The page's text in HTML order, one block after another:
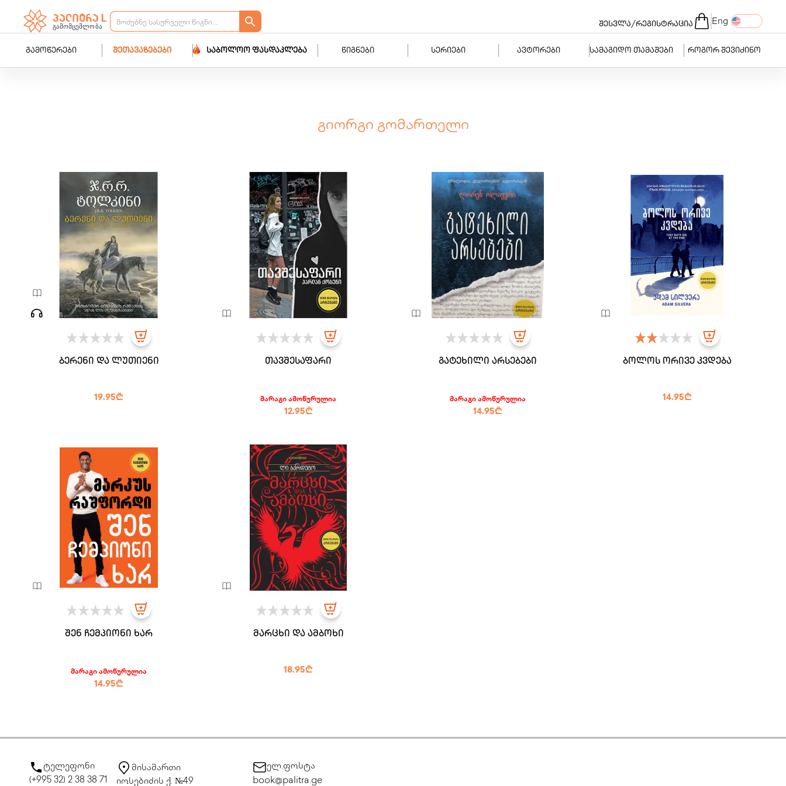
შესვლა/რეგისტრაცია Eng
გამოწერები შეთავაზებები საბოლოო ფასდაკლება წიგნები სერიები ავტორები სამაგიდო თამაშები როგორ შევიძინო
გიორგი გომართელი
ბერენი და ლუთიენი
19.95₾
თავშესაფარი
მარაგი ამოწურულია
12.95₾
გატეხილი არსებები
მარაგი ამოწურულია
14.95₾
ბოლოს ორივე კვდება
14.95₾
შენ ჩემპიონი ხარ
მარაგი ამოწურულია
14.95₾
მარცხი და ამბოხი
18.95₾
ტელეფონი
(+995 32) 2 38 38 71
მისამართი
იოსებიძის ქ. №49
ელ.ფოსტა
book@palitra.ge